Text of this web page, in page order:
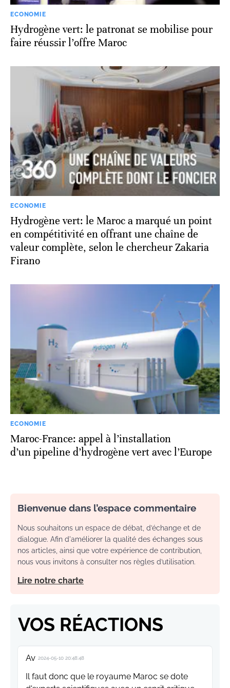
ECONOMIE
Hydrogène vert: le patronat se mobilise pour
faire réussir l’offre Maroc
ECONOMIE
Hydrogène vert: le Maroc a marqué un point
en compétitivité en offrant une chaîne de
valeur complète, selon le chercheur Zakaria
Firano
ECONOMIE
Maroc-France: appel à l’installation
d’un pipeline d’hydrogène vert avec l’Europe
Bienvenue dans l’espace commentaire
Nous souhaitons un espace de débat, d’échange et de
dialogue. Afin d'améliorer la qualité des échanges sous
nos articles, ainsi que votre expérience de contribution,
nous vous invitons à consulter nos règles d’utilisation.
Lire notre charte
VOS RÉACTIONS
Av 2024-05-10 20:48:48
Il faut donc que le royaume Maroc se dote